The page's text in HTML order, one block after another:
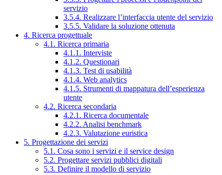
servizio
3.5.4. Realizzare l’interfaccia utente del servizio
3.5.5. Validare la soluzione ottenuta
4. Ricerca progettuale
4.1. Ricerca primaria
4.1.1. Interviste
4.1.2. Questionari
4.1.3. Test di usabilità
4.1.4. Web analytics
4.1.5. Strumenti di mappatura dell’esperienza
utente
4.2. Ricerca secondaria
4.2.1. Ricerca documentale
4.2.2. Analisi benchmark
4.2.3. Valutazione euristica
5. Progettazione dei servizi
5.1. Cosa sono i servizi e il service design
5.2. Progettare servizi pubblici digitali
5.3. Definire il modello di servizio